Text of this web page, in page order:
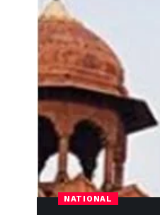
NATIONAL